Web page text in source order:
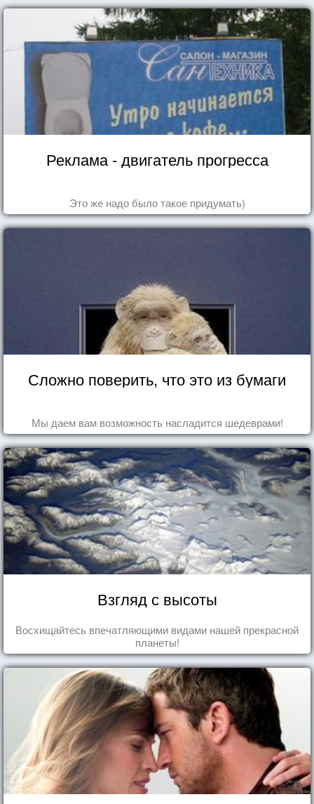
Реклама - двигатель прогресса
Это же надо было такое придумать)
Сложно поверить, что это из бумаги
Мы даем вам возможность насладится шедеврами!
Взгляд с высоты
Восхищайтесь впечатляющими видами нашей прекрасной
планеты!